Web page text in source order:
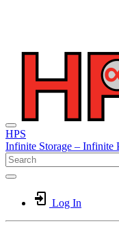
HPS
Infinite Storage – Infinite
Log In